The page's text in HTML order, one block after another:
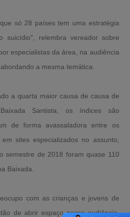
só 28 países tem uma estratégia
suicídio", relembra vereador sobre
especialistas da área, na audiência
a mesma temática.
a quarta maior causa de causa de
Santista, os índices são
de forma avassaladora entre os
sites especializados no assunto,
semestre de 2018 foram quase 110
Baixada.
com as crianças e jovens de
de abrir espaço nessa audiência,